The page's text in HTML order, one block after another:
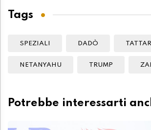
Tags
SPEZIALI DADÒ
NETANYAHU TRUMP
Potrebbe interessarti